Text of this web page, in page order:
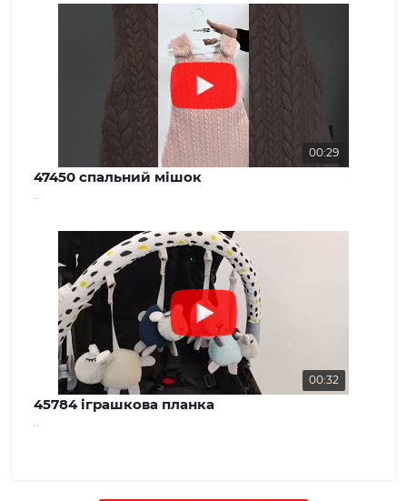
00:29
47450 спальний мішок
00:32
45784 іграшкова планка